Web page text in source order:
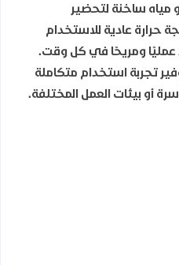
مياه ساخنة لتحضير
حرارة عادية للاستخدام
عمليًا ومريحًا في كل وقت.
تجربة استخدام متكاملة
أو بيئات العمل المختلفة.